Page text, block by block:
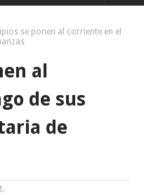
Nacional en Tamaulipas;
estatal
se ponen al corriente en el
al
de sus
de